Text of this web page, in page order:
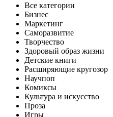
Все категории
Бизнес
Маркетинг
Саморазвитие
Творчество
Здоровый образ жизни
Детские книги
Расширяющие кругозор
Научпоп
Комиксы
Культура и искусство
Проза
Игры